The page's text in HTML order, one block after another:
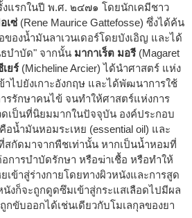
แรกในปี พ.ศ. ๒๔๗๑ โดยนักเคมีชาว
เซ่ (Rene Maurice Gattefosse) ซึ่งได้ค้น
องน้ำมันลาเวนเดอร์โดยบังเอิญ และได้
บำบัด" จากนั้น มากาเร็ต มอรี(Magaret
ยร์(Micheline Arcier) ได้นำศาสตร์ แห่ง
ไปยังเกาะอังกฤษ และได้พัฒนาการใช้
รรักษาคนไข้ จนทำให้ศาสตร์แห่งการ
เป็นที่นิยมมากในปัจจุบัน องค์ประกอบ
น้ำมันหอมระเหย (essential oil) และ
สกัดมาจากพืชเท่านั้น หากเป็นน้ำหอมที่
การบำบัดรักษา หรือฆ่าเชื้อ หรือทำให้
เข้าสู่ร่างกายโดยทางผิวหนังและการสูด
งก็จะถูกดูดซึมเข้าสู่กระแสเลือดไปมีผล
กขับออกได้เช่นเดียวกับโมเลกุลของยา